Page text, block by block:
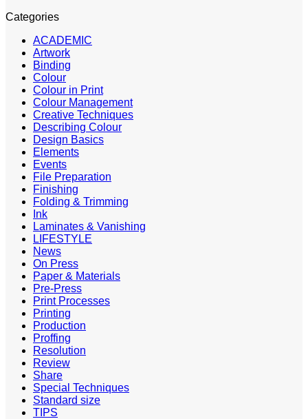
Categories
ACADEMIC
Artwork
Binding
Colour
Colour in Print
Colour Management
Creative Techniques
Describing Colour
Design Basics
Elements
Events
File Preparation
Finishing
Folding & Trimming
Ink
Laminates & Vanishing
LIFESTYLE
News
On Press
Paper & Materials
Pre-Press
Print Processes
Printing
Production
Proffing
Resolution
Review
Share
Special Techniques
Standard size
TIPS